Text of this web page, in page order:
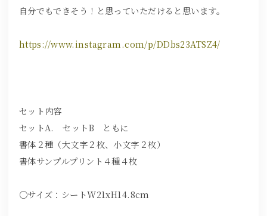
自分でもできそう！と思っていただけると思います。
https://www.instagram.com/p/DDbs23ATSZ4/
セット内容
セットA. セットB ともに
書体２種（大文字２枚、小文字２枚）
書体サンプルプリント４種４枚
〇サイズ：シートW21xH14.8cm